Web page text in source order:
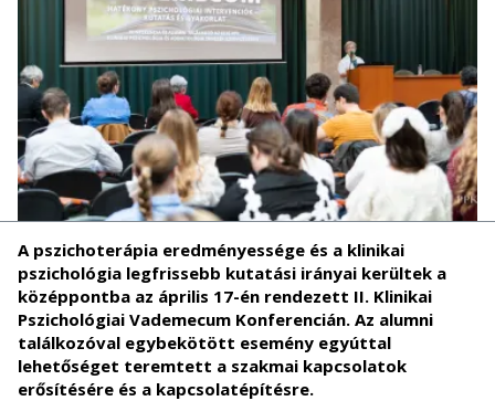
A pszichoterápia eredményessége és a klinikai
pszichológia legfrissebb kutatási irányai kerültek a
középpontba az április 17-én rendezett II. Klinikai
Pszichológiai Vademecum Konferencián. Az alumni
találkozóval egybekötött esemény egyúttal
lehetőséget teremtett a szakmai kapcsolatok
erősítésére és a kapcsolatépítésre.